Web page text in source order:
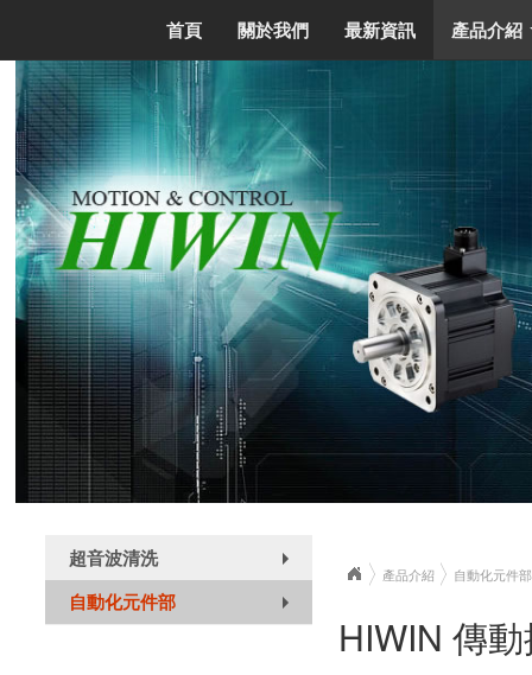
首頁 關於我們 最新資訊 產品介紹
超音波清洗
自動化元件部
產品介紹 自動化元件部
HIWIN 傳